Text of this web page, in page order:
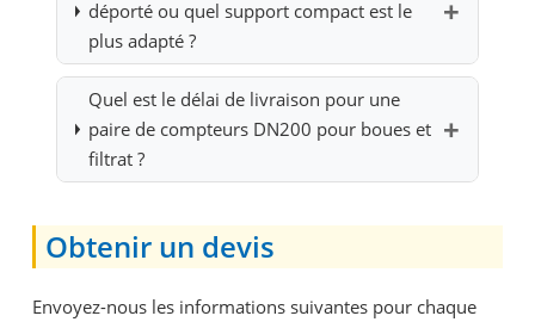
déporté ou quel support compact est le
plus adapté ?
Quel est le délai de livraison pour une
paire de compteurs DN200 pour boues et
filtrat ?
Obtenir un devis
Envoyez-nous les informations suivantes pour chaque